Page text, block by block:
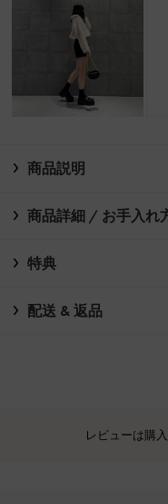
商品説明
商品詳細 / お手入れ
特典
配送 & 返品
レビューは購